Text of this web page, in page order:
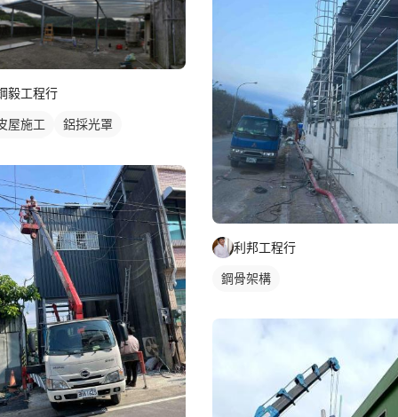
毅工程行
屋施工
鋁採光罩
利邦工程行
鋼骨架構